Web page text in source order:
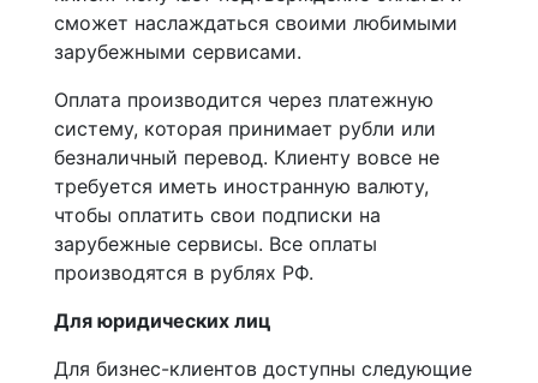
сможет наслаждаться своими любимыми
зарубежными сервисами.
Оплата производится через платежную
систему, которая принимает рубли или
безналичный перевод. Клиенту вовсе не
требуется иметь иностранную валюту,
чтобы оплатить свои подписки на
зарубежные сервисы. Все оплаты
производятся в рублях РФ.
Для юридических лиц
Для бизнес-клиентов доступны следующие